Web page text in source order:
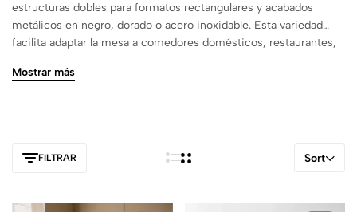
estructuras dobles para formatos rectangulares y acabados
metálicos en negro, dorado o acero inoxidable. Esta variedad
facilita adaptar la mesa a comedores domésticos, restaurantes,
Mostrar más
FILTRAR Sort